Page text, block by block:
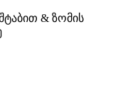
& ზომის